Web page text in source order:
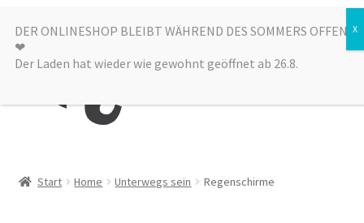
Zur
Navigation
springen
Zum
Inhalt
springen
Menü
Start Home Unterwegs sein Regenschirme
DER ONLINESHOP BLEIBT WÄHREND DES SOMMERS OFFEN
❤︎
Der Laden hat wieder wie gewohnt geöffnet ab 26.8.